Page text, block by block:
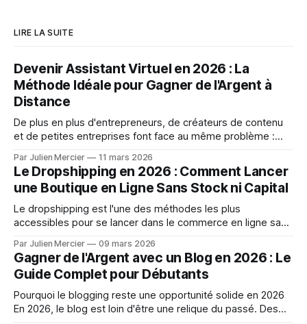
LIRE LA SUITE
Devenir Assistant Virtuel en 2026 : La
Méthode Idéale pour Gagner de l'Argent à
Distance
De plus en plus d'entrepreneurs, de créateurs de contenu
et de petites entreprises font face au même problème :
e-mails, gérer un calendrier, publier sur les réseaux sociaux,
saisir des données, rédiger des comptes rendus... Autant
d&
Par Julien Mercier 11 mars 2026
Le Dropshipping en 2026 : Comment Lancer
une Boutique en Ligne Sans Stock ni Capital
Le dropshipping est l'une des méthodes les plus
accessibles pour se lancer dans le commerce en ligne sans
stocker des produits, d'investir dans un entrepôt ou de
gérer des livraisons complexes : vous agissez
Par Julien Mercier 09 mars 2026
Gagner de l'Argent avec un Blog en 2026 : Le
Guide Complet pour Débutants
Pourquoi le blogging reste une opportunité solide en 2026
En 2026, le blog est loin d'être une relique du passé. Des